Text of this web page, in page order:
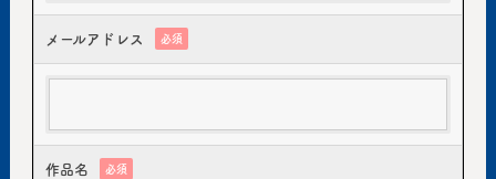
メールアドレス 必須
作品名 必須